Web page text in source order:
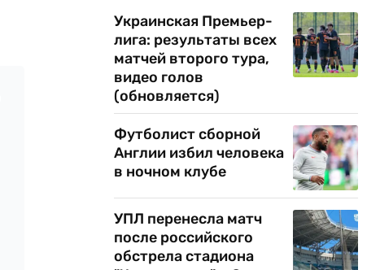
Украинская Премьер-
лига: результаты всех
матчей второго тура,
видео голов
(обновляется)
Футболист сборной
Англии избил человека
в ночном клубе
УПЛ перенесла матч
после российского
обстрела стадиона